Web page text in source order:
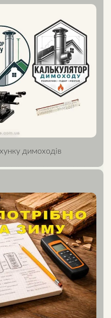
димоходів